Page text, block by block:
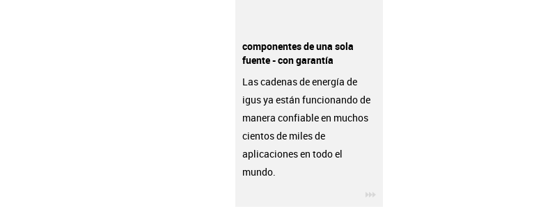
componentes de una sola
fuente - con garantía
Las cadenas de energía de
igus ya están funcionando de
manera confiable en muchos
cientos de miles de
aplicaciones en todo el
mundo.